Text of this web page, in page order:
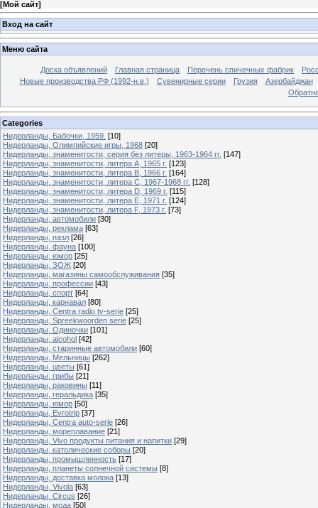
[Мой сайт]
Вход на сайт
Меню сайта
Доска объявлений Главная страница Перечень спичечных фабрик
Новые производства РФ (1992-н.в.)
Сувенирные серии Грузия
Азербайджан
Categories
Нидерланды, Бабочки, 1959. [10]
Нидерланды, Олимпийские игры, 1968 [20]
Нидерланды, знаменитости, серия без литеры, 1963-1964 гг. [147]
Нидерланды, знаменитости, литера A, 1965 г. [123]
Нидерланды, знаменитости, литера B, 1966 г. [164]
Нидерланды, знаменитости, литера C, 1967-1968 гг. [128]
Нидерланды, знаменитости, литера D, 1969 г. [115]
Нидерланды, знаменитости, литера E, 1971 г. [124]
Нидерланды, знаменитости, литера F, 1973 г. [73]
Нидерланды, автомобили [30]
Нидерланды, реклама [63]
Нидерланды, пазл [26]
Нидерланды, фауна [100]
Нидерланды, юмор [25]
Нидерланды, ЗОЖ [20]
Нидерланды, магазины самообслуживания [35]
Нидерланды, профессии [43]
Нидерланды, спорт [64]
Нидерланды, карнавал [80]
Нидерланды, Centra radio tv-serie [25]
Нидерланды, Spreekwoorden serie [25]
Нидерланды, Одиночки [101]
Нидерланды, alcohol [42]
Нидерланды, старинные автомобили [60]
Нидерланды, Мельницы [262]
Нидерланды, цветы [61]
Нидерланды, грибы [21]
Нидерланды, раковины [11]
Нидерланды, геральдика [35]
Нидерланды, юмор [50]
Нидерланды, Evrotrip [37]
Нидерланды, Centra auto-serie [26]
Нидерланды, мореплавание [21]
Нидерланды, Vivo продукты питания и напитки [29]
Нидерланды, католические соборы [20]
Нидерланды, промышленность [17]
Нидерланды, планеты солнечной системы [8]
Нидерланды, доставка молока [13]
Нидерланды, Vivola [63]
Нидерланды, Circus [26]
Нидерланды, мода [50]